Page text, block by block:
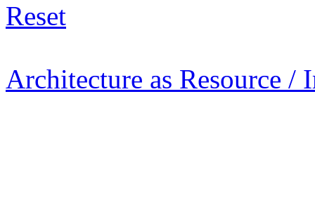
Reset
Architecture as Resource /